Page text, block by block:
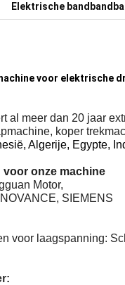
Elektrische
voor elektrische
al meer dan 20 jaar
koper
Algerije, Egypte,
voor onze machine
Motor,
SIEMENS
voor laagspanning: